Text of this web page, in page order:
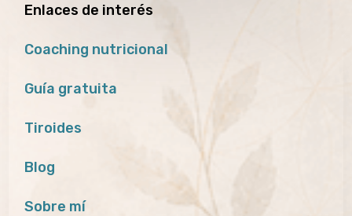
Enlaces de interés
Coaching nutricional
Guía gratuita
Tiroides
Blog
Sobre mí